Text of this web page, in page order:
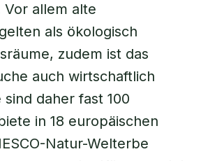
Vor allem alte
als ökologisch
zudem ist das
auch wirtschaftlich
daher fast 100
in 18 europäischen
Natur-Welterbe